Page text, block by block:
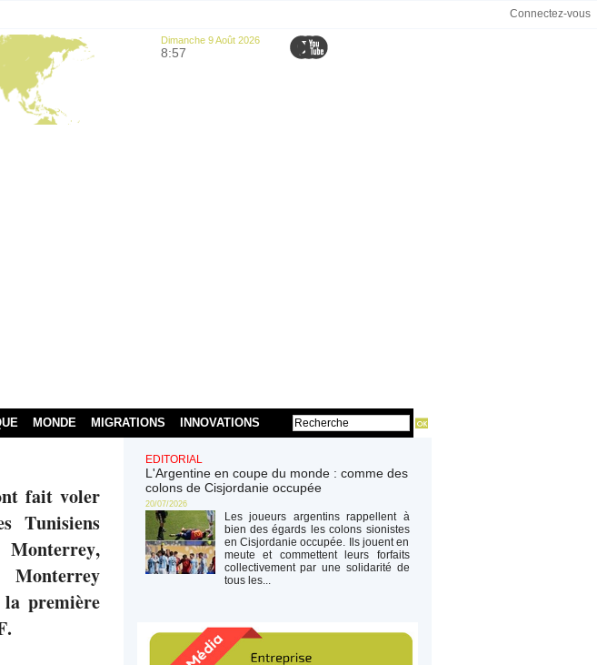
Connectez-vous
Dimanche 9 Août 2026
8:57
MONDE MIGRATIONS INNOVATIONS
fait voler
Tunisiens
Monterrey,
première
EDITORIAL
L'Argentine en coupe du monde : comme des
colons de Cisjordanie occupée
20/07/2026
Les joueurs argentins rappellent à
bien des égards les colons sionistes
en Cisjordanie occupée. Ils jouent en
meute et commettent leurs forfaits
collectivement par une solidarité de
tous les...